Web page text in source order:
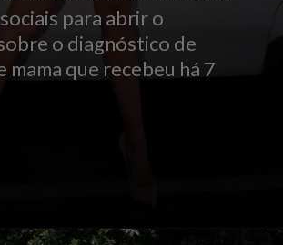
para abrir o
o diagnóstico de
mama que recebeu há 7